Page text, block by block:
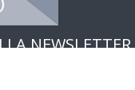
NEWSLETTER